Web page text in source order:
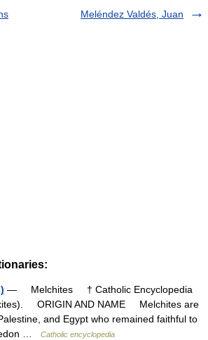
Meléndez Valdés, Juan
— Melchites † Catholic Encyclopedia
ORIGIN AND NAME Melchites are
and Egypt who remained faithful to
…
Catholic encyclopedia